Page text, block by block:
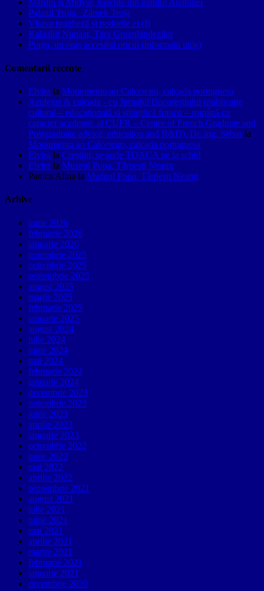
Mardin și Midyat, născute din nahitul Anatoliei
Palatul Troja, Zámek Troja
Vltava pragheză și podurile ei (I)
Kalaallit Nunaat, Țara Groenlandezilor
Praga, un oraș accesibil oricui (informații utile)
Comentarii recente
Elvira la Monumento ao Calceteiro, calçada portuguesa
Azulejos & calçada - cu Jurnalul Bucureștiului (publicație
cultural – educațională și științifică franco – română cu
caracter academic al CUFR – Centre of French Graduate and
Postgraduate advice, education and R&D). Dr. ing. Sebas la
Monumento ao Calceteiro, calçada portuguesa
Elvira la Creştini, se aude TOACA pe la schit!
Elvira la Muzeul Popa, Târpeşti Neamţ
Panica Alina la Muzeul Popa, Târpeşti Neamţ
Arhive
iunie 2026
februarie 2026
ianuarie 2026
noiembrie 2025
octombrie 2025
septembrie 2025
august 2025
martie 2025
februarie 2025
ianuarie 2025
august 2024
iulie 2024
iunie 2024
mai 2024
februarie 2024
ianuarie 2024
decembrie 2023
noiembrie 2023
iunie 2023
aprilie 2023
ianuarie 2023
octombrie 2022
iunie 2022
mai 2022
aprilie 2022
septembrie 2021
august 2021
iulie 2021
iunie 2021
mai 2021
aprilie 2021
martie 2021
februarie 2021
ianuarie 2021
decembrie 2020